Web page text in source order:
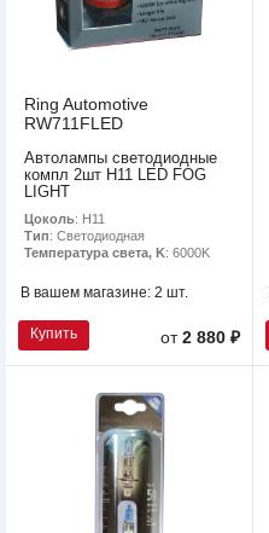
Ring Automotive
RW711FLED
Автолампы светодиодные
компл 2шт H11 LED FOG
LIGHT
Цоколь: H11
Тип: Светодиодная
Температура света, K: 6000K
В вашем магазине: 2 шт.
Купить от2 880 ₽